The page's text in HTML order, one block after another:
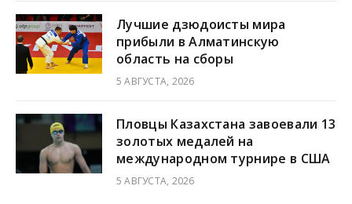
Лучшие дзюдоисты мира
прибыли в Алматинскую
область на сборы
5 АВГУСТА, 2026
Пловцы Казахстана завоевали 13
золотых медалей на
международном турнире в США
5 АВГУСТА, 2026